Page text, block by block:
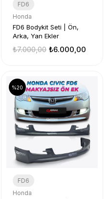
FD6
Honda
FD6 Bodykit Seti | Ön,
Arka, Yan Ekler
₺6.000,00
₺7.000,00
FD6
Honda
%20